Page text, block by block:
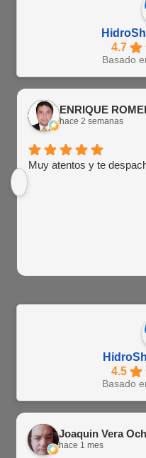
4.7
Basado
ENRIQUE
hace 2 semanas
Muy atentos y te
4.5
Basado
Joaquin Vera
hace 1 mes